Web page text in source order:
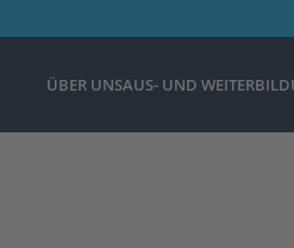
ÜBER UNSAUS- UND